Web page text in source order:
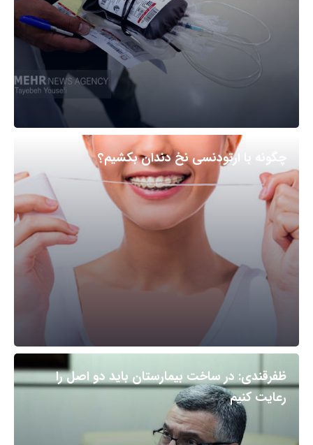
چگونه با ارتودنسی نخ دندان بکشیم؟
ظفرقندی: در ساخت بیمارستان باید دو اصل را
رعایت کنیم